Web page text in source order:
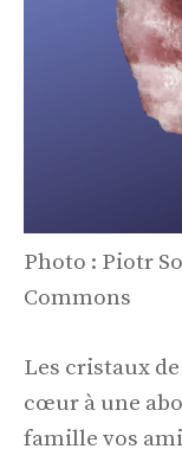
Photo : Piotr
Commons
Les cristaux
cœur à une
famille vos